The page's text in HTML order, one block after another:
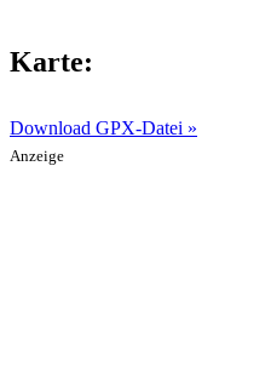
Karte:
Download GPX-Datei »
Anzeige